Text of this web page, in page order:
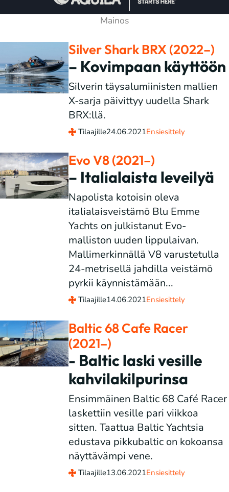
Silver Shark BRX (2022–)
– Kovimpaan käyttöön
Silverin täysalumiinisten mallien
X-sarja päivittyy uudella Shark
BRX:llä.
Tilaajille24.06.2021Ensiesittely
Evo V8 (2021–)
– Italialaista leveilyä
Napolista kotoisin oleva
italialaisveistämö Blu Emme
Yachts on julkistanut Evo-
malliston uuden lippulaivan.
Mallimerkinnällä V8 varustetulla
24-metrisellä jahdilla veistämö
pyrkii käynnistämään...
Tilaajille14.06.2021Ensiesittely
Baltic 68 Cafe Racer
(2021–)
- Baltic laski vesille
kahvilakilpurinsa
Ensimmäinen Baltic 68 Café Racer
laskettiin vesille pari viikkoa
sitten. Taattua Baltic Yachtsia
edustava pikkubaltic on kokoansa
näyttävämpi vene.
Tilaajille13.06.2021Ensiesittely